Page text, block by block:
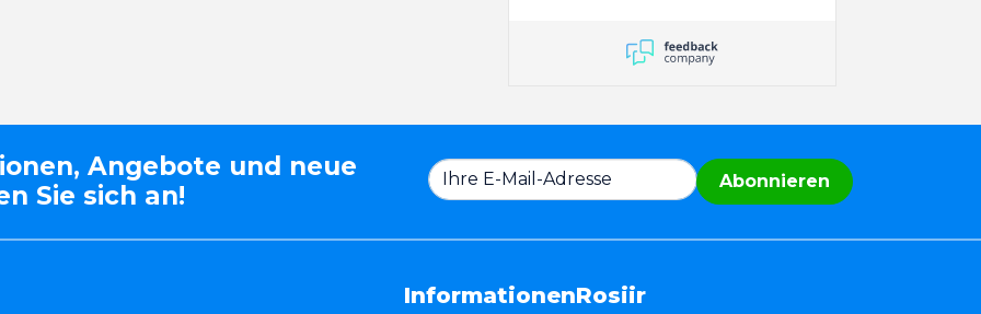
bevalt uitstekend en is ons
geadviseerd door dit bedrijf.
Angebote und neue
Sie sich an!
Abonnieren
InformationenRosiir